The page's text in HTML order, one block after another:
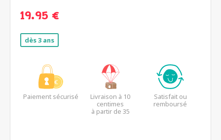
19.95 €
dès 3 ans
Paiement sécurisé
Livraison à 10
centimes
à partir de 35
Satisfait ou
remboursé